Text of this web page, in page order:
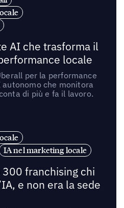
AI che trasforma il
locale
per la performance
che monitora
di più e fa il lavoro.
IA nel marketing locale
franchising chi
e non era la sede